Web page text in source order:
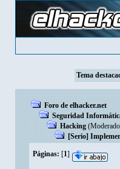
Tema
Foro de elhacker.net
Seguridad
Hacking
[Serio]
Páginas: [1]